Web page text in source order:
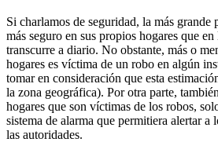
Si charlamos de seguridad, la más grande
más seguro en sus propios hogares que
transcurre a diario. No obstante, más o
hogares es víctima de un robo en algún
tomar en consideración que esta
la zona geográfica). Por otra parte,
hogares que son víctimas de los robos,
sistema de alarma que permitiera alertar a
las autoridades.